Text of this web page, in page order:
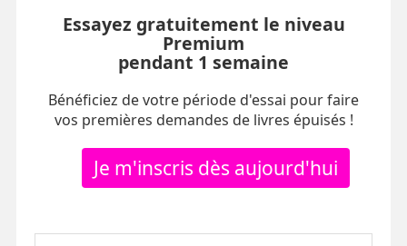
Essayez gratuitement le niveau
Premium
pendant 1 semaine
Bénéficiez de votre période d'essai pour faire
vos premières demandes de livres épuisés !
Je m'inscris dès aujourd'hui